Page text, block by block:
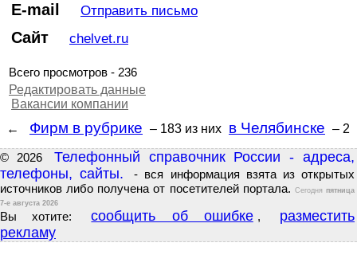
E-mail Отправить письмо
Сайт chelvet.ru
Всего просмотров - 236
Редактировать данные
Вакансии компании
←
Фирм в рубрике – 183 из них в Челябинске – 2
© 2026
Телефонный справочник России - адреса,
телефоны, сайты.
- вся информация взята из открытых
источников либо получена от посетителей портала. Сегодняпятница
7-е августа 2026
Вы хотите: сообщить об ошибке ,
разместить
рекламу